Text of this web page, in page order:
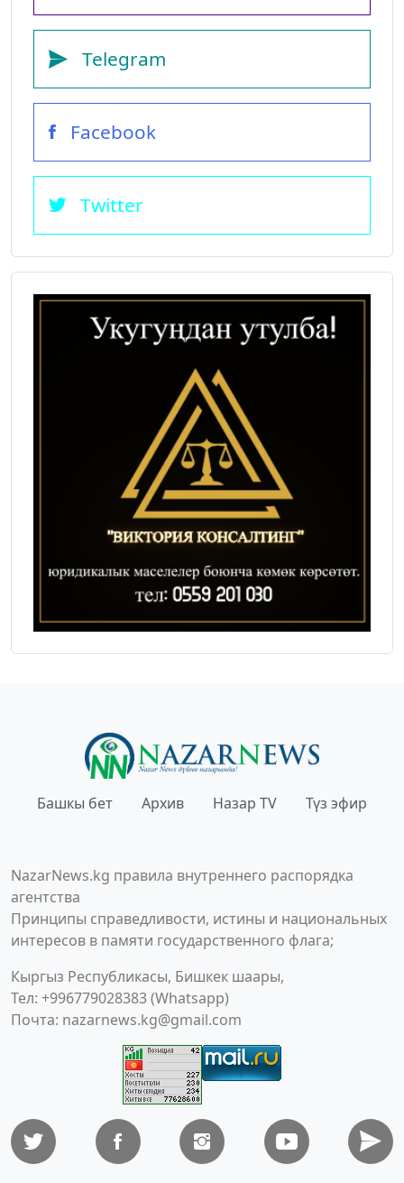
Telegram
Facebook
Twitter
Башкы бет Архив Назар TV Түз эфир
NazarNews.kg правила внутреннего распорядка
агентства
Принципы справедливости, истины и национальных
интересов в памяти государственного флага;
Кыргыз Республикасы, Бишкек шаары,
Тел: +996779028383 (Whatsapp)
Почта: nazarnews.kg@gmail.com